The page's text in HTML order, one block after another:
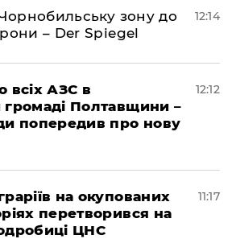
зону до
– Der Spiegel
12:14
всіх АЗС в
громаді Полтавщини –
попередив про нову
12:12
на окупованих
перетворився на
ЦНС
11:17